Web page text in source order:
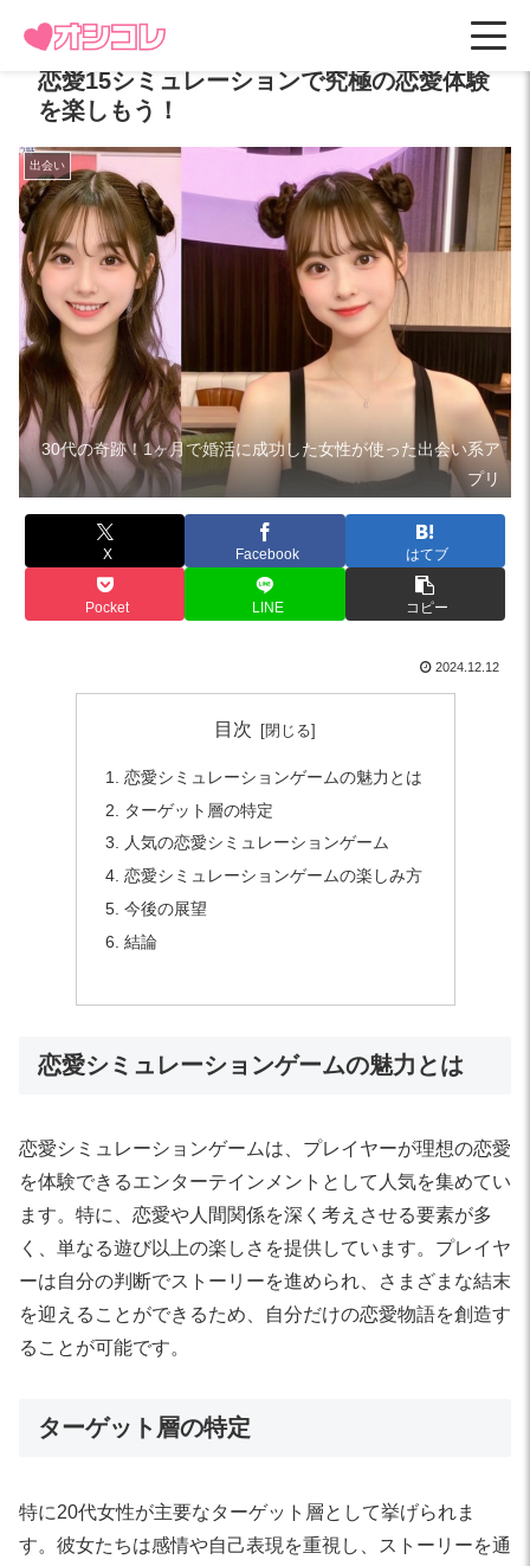
恋愛15シミュレーションで究極の恋愛体験
を楽しもう！
出会い
30代の奇跡！1ヶ月で婚活に成功した女性が使った出会い系ア
プリ
X Facebook はてブ
Pocket LINE コピー
2024.12.12
目次
恋愛シミュレーションゲームの魅力とは
ターゲット層の特定
人気の恋愛シミュレーションゲーム
恋愛シミュレーションゲームの楽しみ方
今後の展望
結論
恋愛シミュレーションゲームの魅力とは
恋愛シミュレーションゲームは、プレイヤーが理想の恋愛
を体験できるエンターテインメントとして人気を集めてい
ます。特に、恋愛や人間関係を深く考えさせる要素が多
く、単なる遊び以上の楽しさを提供しています。プレイヤ
ーは自分の判断でストーリーを進められ、さまざまな結末
を迎えることができるため、自分だけの恋愛物語を創造す
ることが可能です。
ターゲット層の特定
特に20代女性が主要なターゲット層として挙げられま
す。彼女たちは感情や自己表現を重視し、ストーリーを通